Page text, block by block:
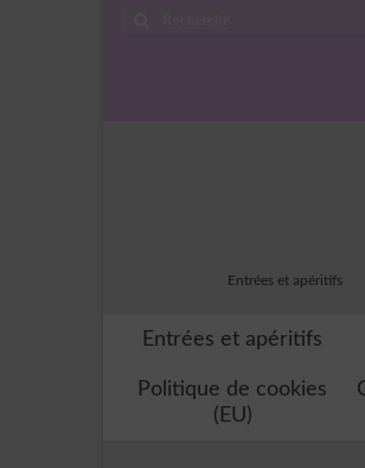
Entrées et apéritifs
Entrées et apéritifs
Politique de cookies
(EU)